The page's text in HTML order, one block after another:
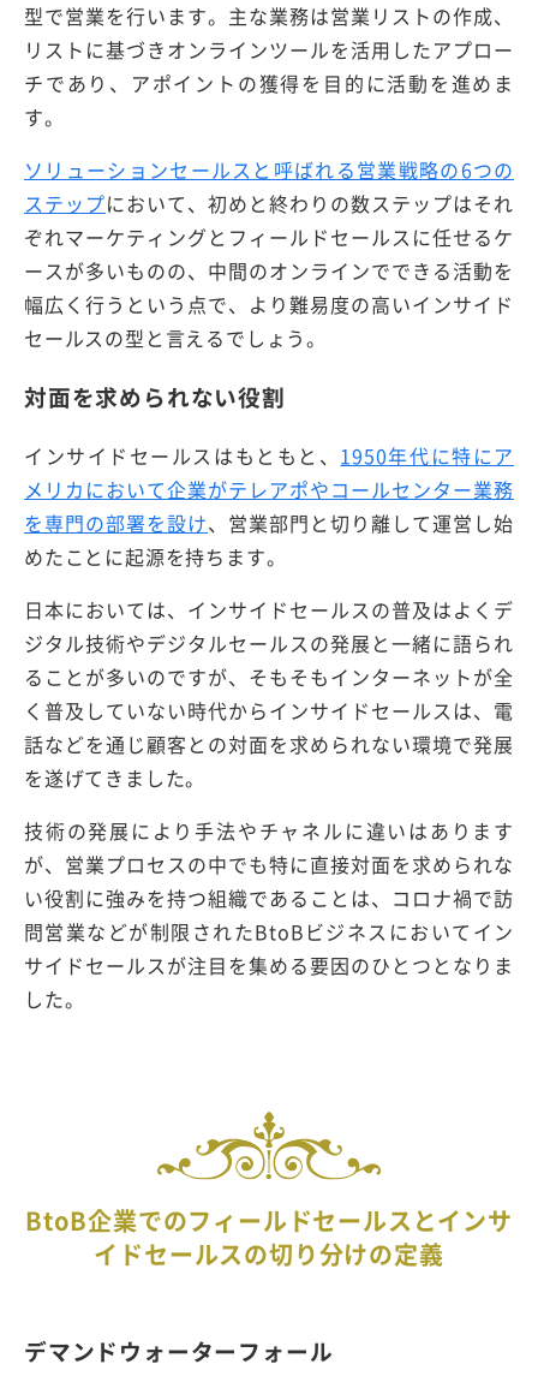
型で営業を行います。主な業務は営業リストの作成、
リストに基づきオンラインツールを活用したアプロー
チであり、アポイントの獲得を目的に活動を進めま
す。
ソリューションセールスと呼ばれる営業戦略の6つの
ステップにおいて、初めと終わりの数ステップはそれ
ぞれマーケティングとフィールドセールスに任せるケ
ースが多いものの、中間のオンラインでできる活動を
幅広く行うという点で、より難易度の高いインサイド
セールスの型と言えるでしょう。
対面を求められない役割
インサイドセールスはもともと、 1950年代に特にア
メリカにおいて企業がテレアポやコールセンター業務
を専門の部署を設け、営業部門と切り離して運営し始
めたことに起源を持ちます。
日本においては、インサイドセールスの普及はよくデ
ジタル技術やデジタルセールスの発展と一緒に語られ
ることが多いのですが、そもそもインターネットが全
く普及していない時代からインサイドセールスは、電
話などを通じ顧客との対面を求められない環境で発展
を遂げてきました。
技術の発展により手法やチャネルに違いはあります
が、営業プロセスの中でも特に直接対面を求められな
い役割に強みを持つ組織であることは、コロナ禍で訪
問営業などが制限されたBtoBビジネスにおいてイン
サイドセールスが注目を集める要因のひとつとなりま
した。
BtoB企業でのフィールドセールスとインサ
イドセールスの切り分けの定義
デマンドウォーターフォール